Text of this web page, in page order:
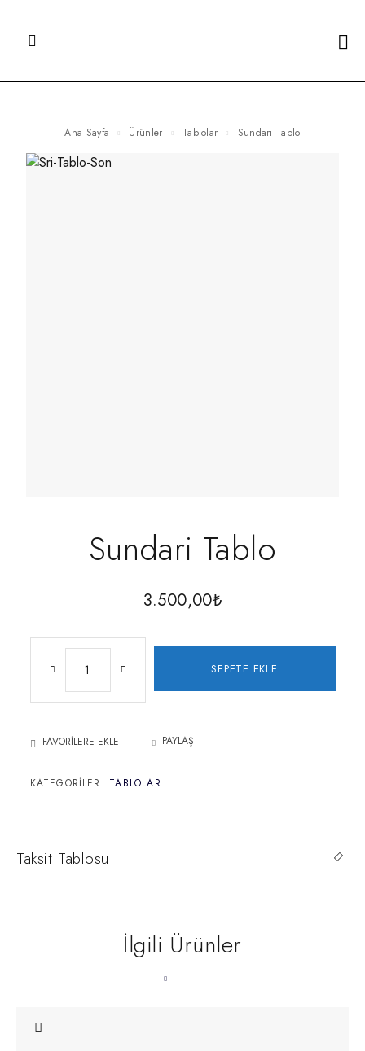
Ana Sayfa Ürünler Tablolar Sundari Tablo
Sundari Tablo
3.500,00₺
SEPETE EKLE
KATEGORILER: TABLOLAR
Taksit Tablosu
İlgili Ürünler